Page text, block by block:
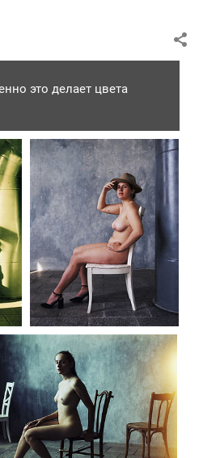
это делает цвета